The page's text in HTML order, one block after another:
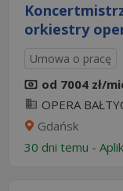
orkiestry
Umowa o pracę
od 7004 zł/
OPERA
Gdańsk
30 dni temu -